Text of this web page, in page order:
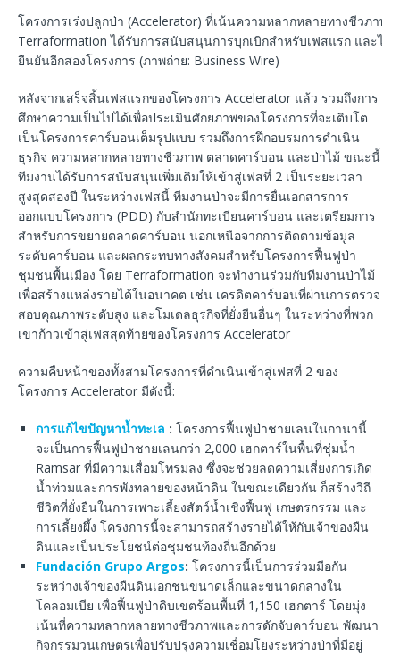
โครงการเร่งปลูกป่า (Accelerator) ที่เน้นความหลากหลายทางชีวภาพข
Terraformation ได้รับการสนับสนุนการบุกเบิกสำหรับเฟสแรก และได้
ยืนยันอีกสองโครงการ (ภาพถ่าย: Business Wire)
หลังจากเสร็จสิ้นเฟสแรกของโครงการ Accelerator แล้ว รวมถึงการ
ศึกษาความเป็นไปได้เพื่อประเมินศักยภาพของโครงการที่จะเติบโต
เป็นโครงการคาร์บอนเต็มรูปแบบ รวมถึงการฝึกอบรมการดำเนิน
ธุรกิจ ความหลากหลายทางชีวภาพ ตลาดคาร์บอน และป่าไม้ ขณะนี้
ทีมงานได้รับการสนับสนุนเพิ่มเติมให้เข้าสู่เฟสที่ 2 เป็นระยะเวลา
สูงสุดสองปี ในระหว่างเฟสนี้ ทีมงานป่าจะมีการยื่นเอกสารการ
ออกแบบโครงการ (PDD) กับสำนักทะเบียนคาร์บอน และเตรียมการ
สำหรับการขยายตลาดคาร์บอน นอกเหนือจากการติดตามข้อมูล
ระดับคาร์บอน และผลกระทบทางสังคมสำหรับโครงการฟื้นฟูป่า
ชุมชนพื้นเมือง โดย Terraformation จะทำงานร่วมกับทีมงานป่าไม้
เพื่อสร้างแหล่งรายได้ในอนาคต เช่น เครดิตคาร์บอนที่ผ่านการตรวจ
สอบคุณภาพระดับสูง และโมเดลธุรกิจที่ยั่งยืนอื่นๆ ในระหว่างที่พวก
เขาก้าวเข้าสู่เฟสสุดท้ายของโครงการ Accelerator
ความคืบหน้าของทั้งสามโครงการที่ดำเนินเข้าสู่เฟสที่ 2 ของ
โครงการ Accelerator มีดังนี้:
การแก้ไขปัญหาน้ำทะเล : โครงการฟื้นฟูป่าชายเลนในกานานี้
จะเป็นการฟื้นฟูป่าชายเลนกว่า 2,000 เฮกตาร์ในพื้นที่ชุ่มน้ำ
Ramsar ที่มีความเสื่อมโทรมลง ซึ่งจะช่วยลดความเสี่ยงการเกิด
น้ำท่วมและการพังทลายของหน้าดิน ในขณะเดียวกัน ก็สร้างวิถี
ชีวิตที่ยั่งยืนในการเพาะเลี้ยงสัตว์น้ำเชิงฟื้นฟู เกษตรกรรม และ
การเลี้ยงผึ้ง โครงการนี้จะสามารถสร้างรายได้ให้กับเจ้าของผืน
ดินและเป็นประโยชน์ต่อชุมชนท้องถิ่นอีกด้วย
Fundación Grupo Argos: โครงการนี้เป็นการร่วมมือกัน
ระหว่างเจ้าของผืนดินเอกชนขนาดเล็กและขนาดกลางใน
โคลอมเบีย เพื่อฟื้นฟูป่าดิบเขตร้อนพื้นที่ 1,150 เฮกตาร์ โดยมุ่ง
เน้นที่ความหลากหลายทางชีวภาพและการดักจับคาร์บอน พัฒนา
กิจกรรมวนเกษตรเพื่อปรับปรุงความเชื่อมโยงระหว่างป่าที่มีอยู่